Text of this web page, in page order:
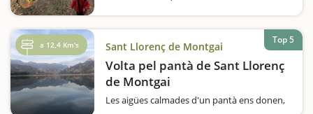
per a famílies, durant el qual…
a 12,4 Km's Sant Llorenç de Montgai
Volta pel pantà de Sant Llorenç
de Montgai
Les aigües calmades d'un pantà ens donen,
Top 5